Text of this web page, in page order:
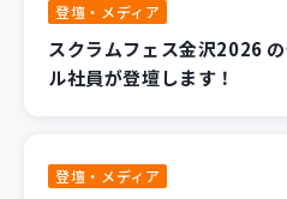
登壇・メディア
スクラムフェス金沢2026
ル社員が登壇します！
登壇・メディア